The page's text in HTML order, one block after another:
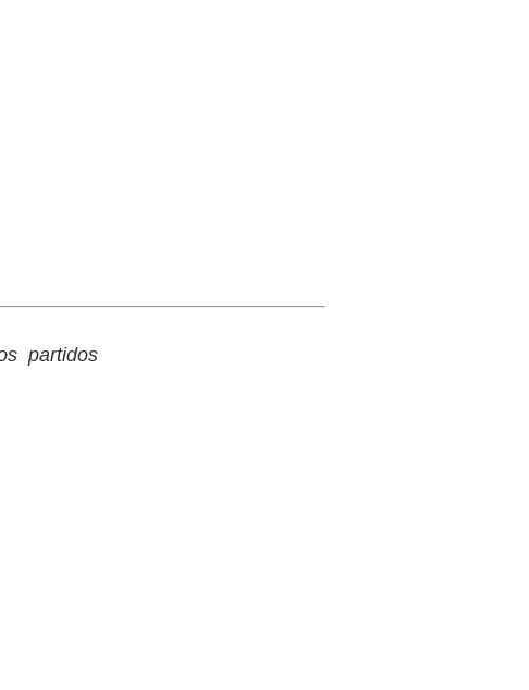
partidos